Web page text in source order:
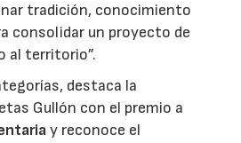
tradición, conocimiento
consolidar un proyecto de
al territorio”.
destaca la
Gullón con el premio a
y reconoce el